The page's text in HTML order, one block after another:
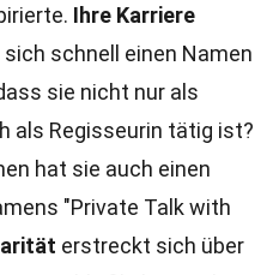
Ihre Karriere
schnell einen Namen
sie nicht nur als
als Regisseurin tätig ist?
hat sie auch einen
"Private Talk with
erstreckt sich über